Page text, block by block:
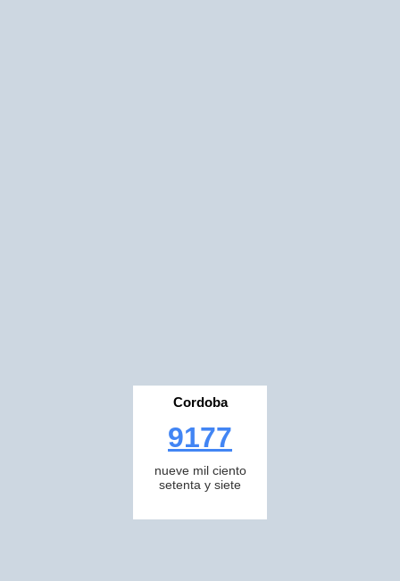
Cordoba
9177
nueve mil ciento
setenta y siete